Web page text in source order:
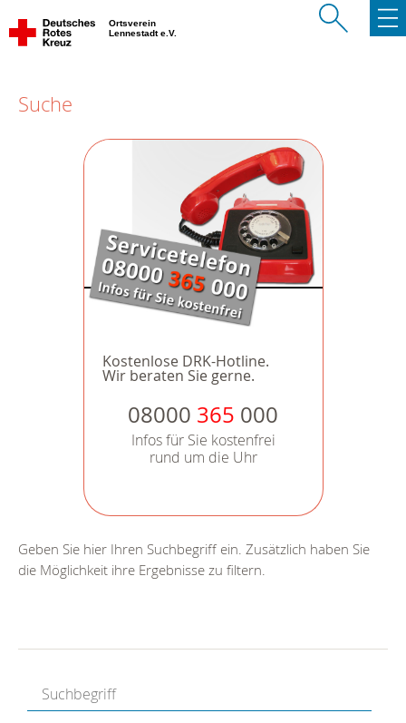
Ortsverein
Lennestadt e.V.
Suche
Kostenlose DRK-Hotline.
Wir beraten Sie gerne.
08000 365 000
Infos für Sie kostenfrei
rund um die Uhr
Geben Sie hier Ihren Suchbegriff ein. Zusätzlich haben Sie
die Möglichkeit ihre Ergebnisse zu filtern.